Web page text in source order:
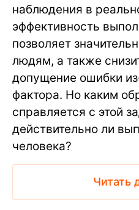
наблюдения в
эффективность
позволяет
людям, а также
допущение ошибки
фактора. Но каким
справляется с этой
действительно ли
человека?
Читать